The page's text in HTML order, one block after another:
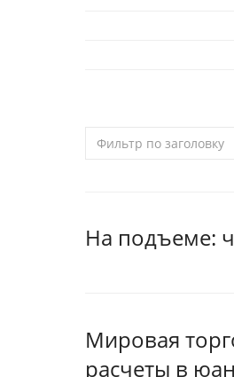
На подъеме:
Мировая
расчеты в